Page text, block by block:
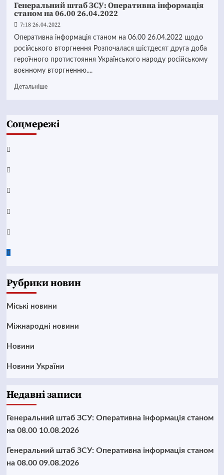
Генеральний штаб ЗСУ: Оперативна інформація
станом на 06.00 26.04.2022
7:18 26.04.2022
Оперативна інформація станом на 06.00 26.04.2022 щодо
російського вторгнення Розпочалася шістдесят друга доба
героїчного протистояння Українського народу російському
воєнному вторгненню....
Детальніше
Соцмережі
Facebook
YouTube
Telegram
Instagram
Twitter
Google
Рубрики новин
Mіські новини
Міжнародні новини
Новини
Новини України
Недавні записи
Генеральний штаб ЗСУ: Оперативна інформація станом
на 08.00 10.08.2026
Генеральний штаб ЗСУ: Оперативна інформація станом
на 08.00 09.08.2026